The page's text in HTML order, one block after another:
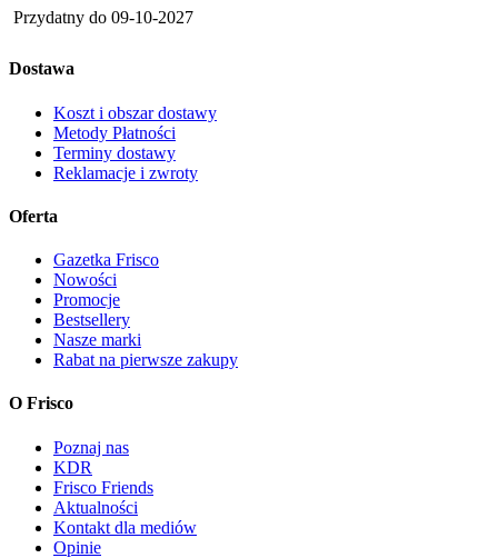
Przydatny do 09-10-2027
Dostawa
Koszt i obszar dostawy
Metody Płatności
Terminy dostawy
Reklamacje i zwroty
Oferta
Gazetka Frisco
Nowości
Promocje
Bestsellery
Nasze marki
Rabat na pierwsze zakupy
O Frisco
Poznaj nas
KDR
Frisco Friends
Aktualności
Kontakt dla mediów
Opinie